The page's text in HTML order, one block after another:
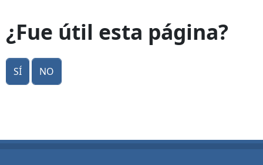
¿Fue útil esta página?
Sí No